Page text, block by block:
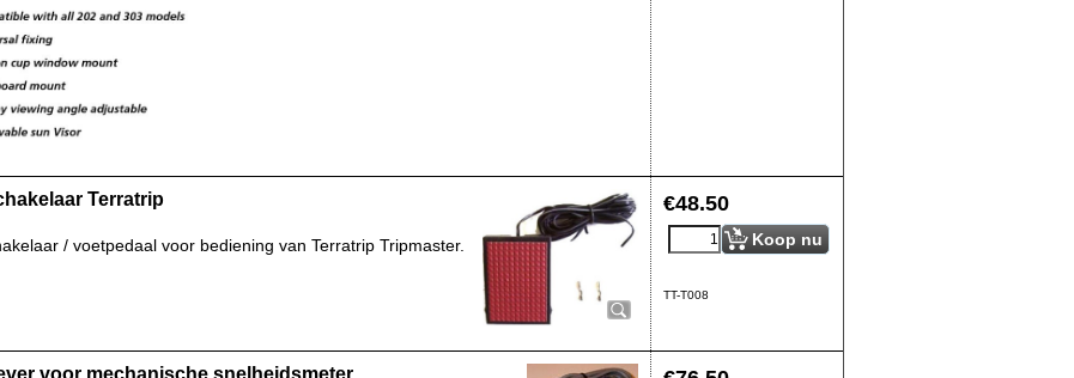
€48.50
Koop nu
TT-T008
Terratrip
/ voetpedaal voor bediening van Terratrip Tripmaster.
voor mechanische snelheidsmeter